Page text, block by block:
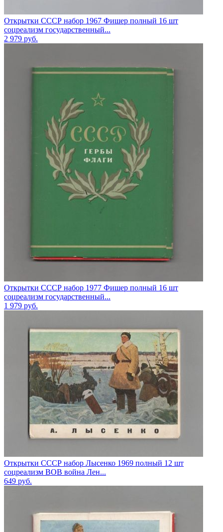
Открытки СССР набор 1967 Фишер полный 16 шт
соцреализм государственный...
2 979 руб.
Открытки СССР набор 1977 Фишер полный 16 шт
соцреализм государственный...
1 979 руб.
Открытки СССР набор Лысенко 1969 полный 12 шт
соцреализм ВОВ война Лен...
649 руб.